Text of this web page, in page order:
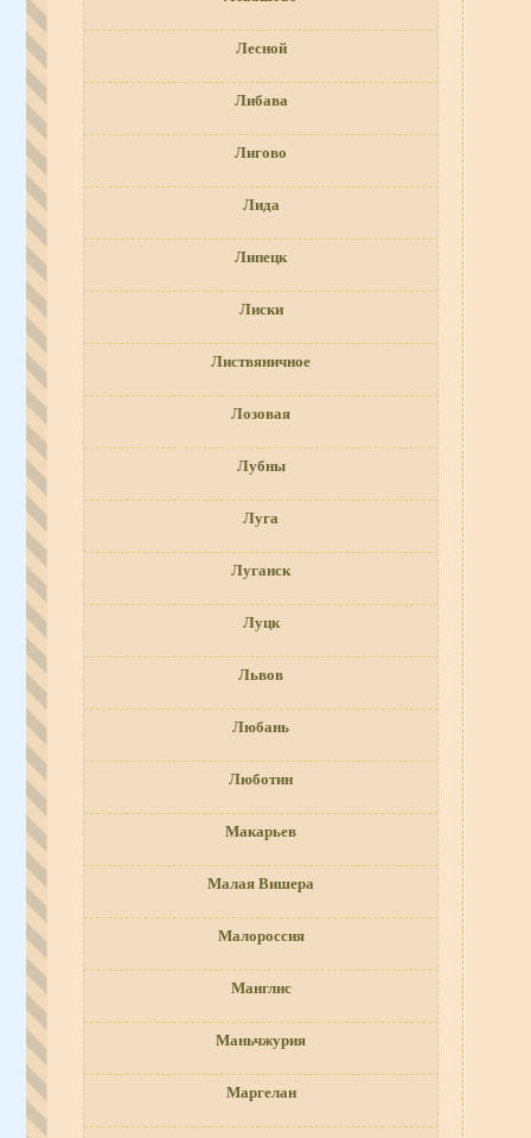
Лесной
Либава
Лигово
Лида
Липецк
Лиски
Листвяничное
Лозовая
Лубны
Луга
Луганск
Луцк
Львов
Любань
Люботин
Макарьев
Малая Вишера
Малороссия
Манглис
Маньчжурия
Маргелан